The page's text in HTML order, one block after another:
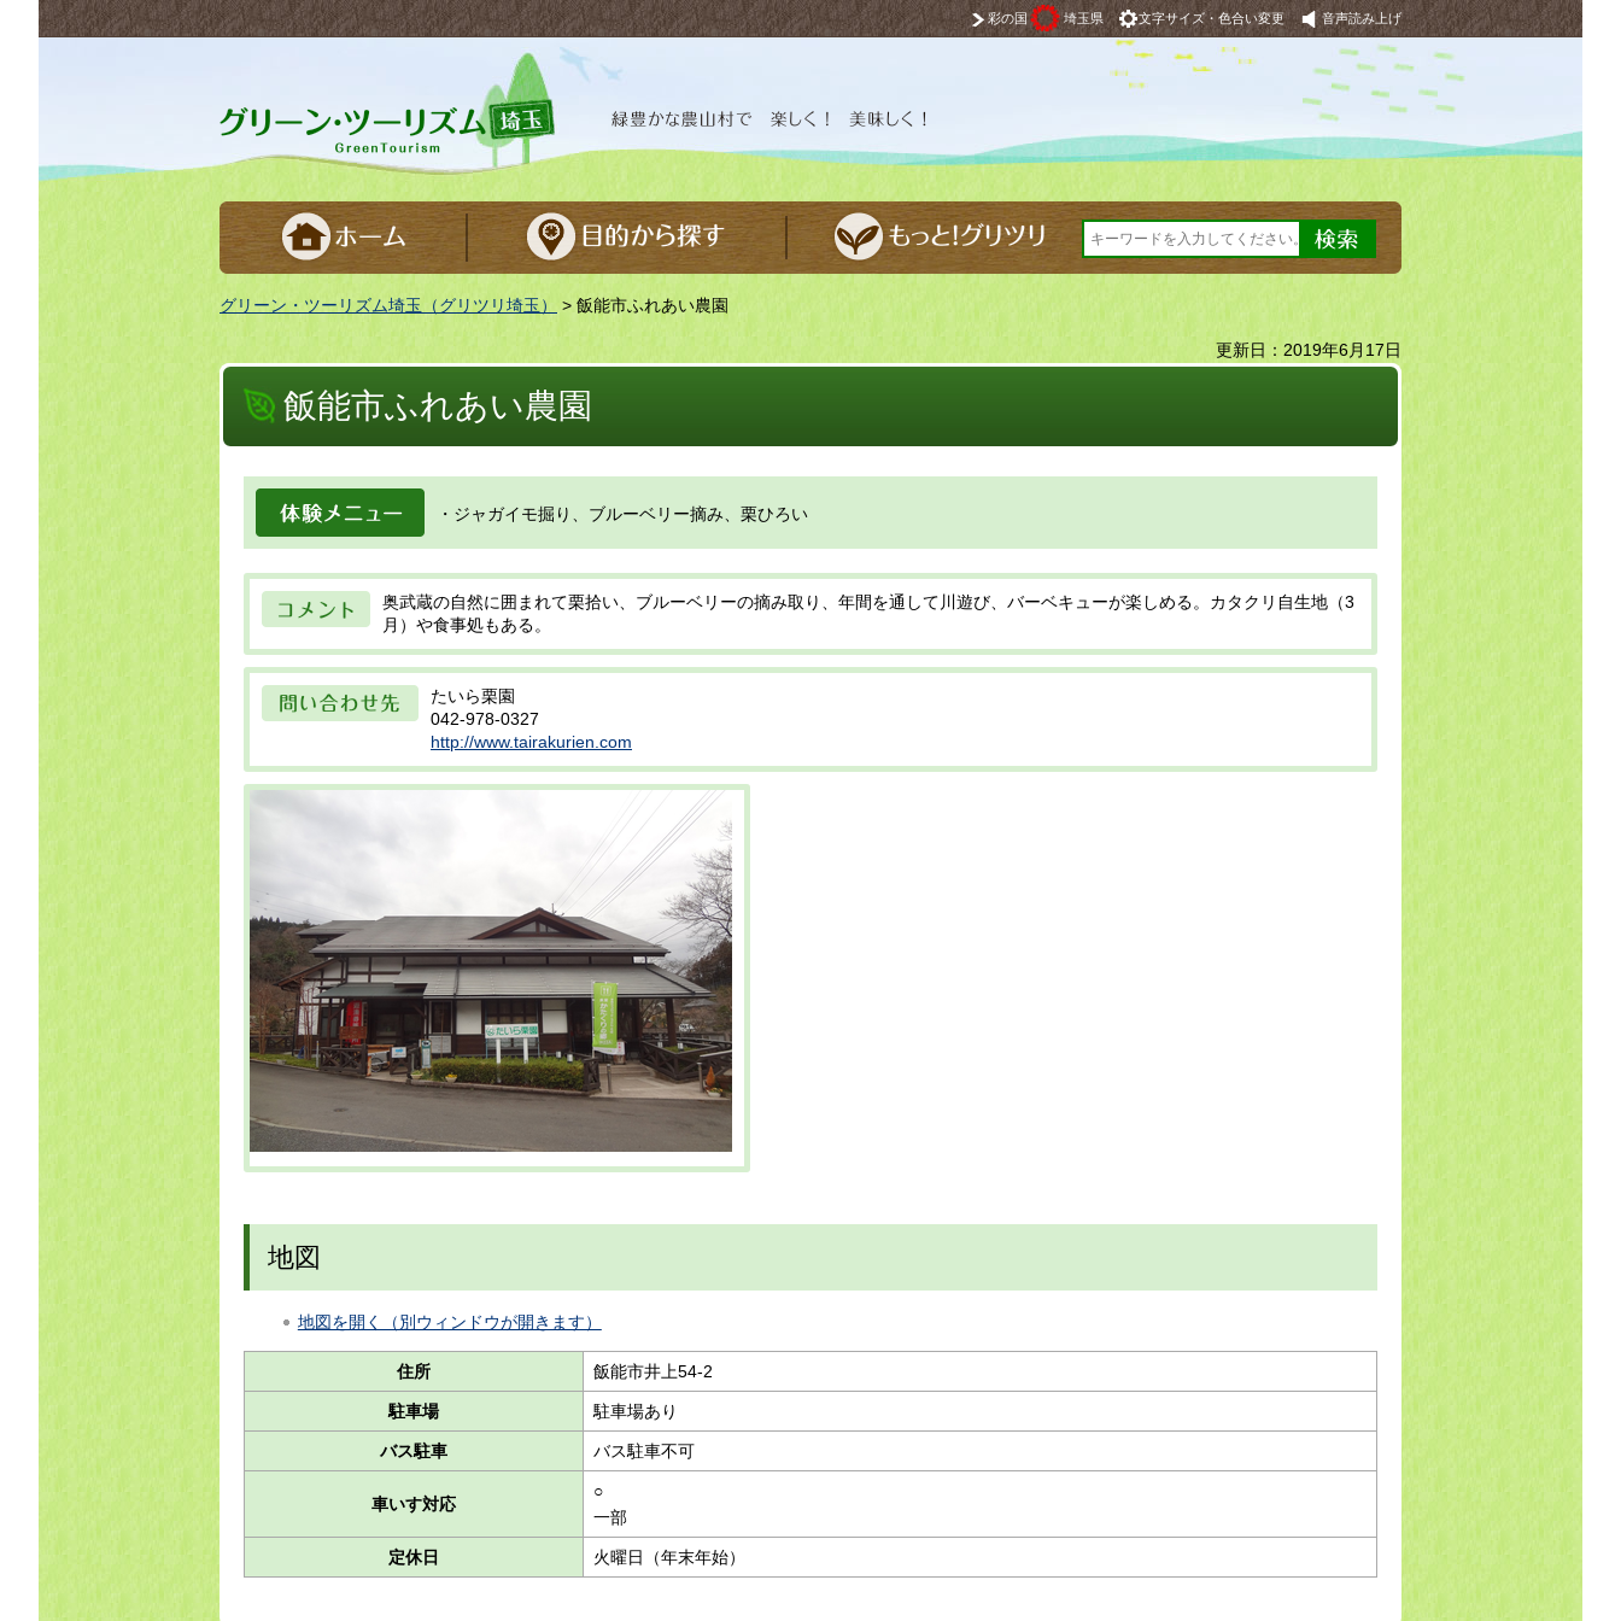
彩の国 埼玉県 文字サイズ・色合い変更 音声読み上げ
グリーンツーリズム埼玉 緑豊かな農山村で 楽しく！ 美味しく！
グリーン・ツーリズム埼玉（グリツリ埼玉） > 飯能市ふれあい農園
更新日：2019年6月17日
飯能市ふれあい農園
体験メニュー ・ジャガイモ掘り、ブルーベリー摘み、栗ひろい
コメント
奥武蔵の自然に囲まれて栗拾い、ブルーベリーの摘み取り、年間を通して川遊び、バーベキューが楽しめる。カタクリ自生地（3
月）や食事処もある。
問い合わせ先
たいら栗園
042-978-0327
http://www.tairakurien.com
地図
地図を開く（別ウィンドウが開きます）
住所 飯能市井上54-2
駐車場 駐車場あり
バス駐車 バス駐車不可
車いす対応
○
一部
定休日 火曜日（年末年始）